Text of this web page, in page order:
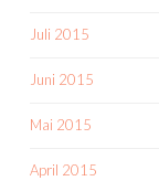
Juli 2015
Juni 2015
Mai 2015
April 2015